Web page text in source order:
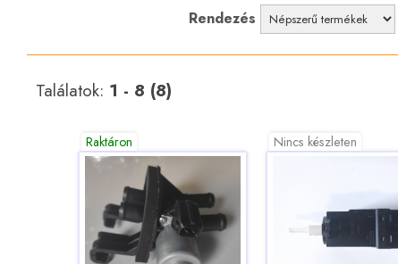
Rendezés
Találatok: 1 - 8 (8)
Raktáron Nincs készleten